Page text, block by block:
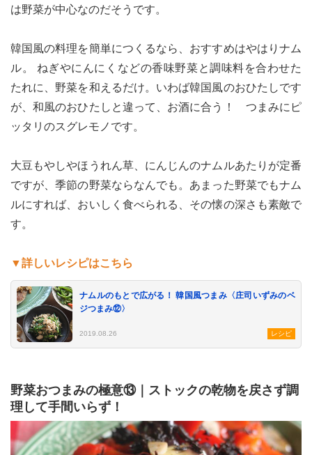
は野菜が中心なのだそうです。
韓国風の料理を簡単につくるなら、おすすめはやはりナム
ル。 ねぎやにんにくなどの香味野菜と調味料を合わせた
たれに、野菜を和えるだけ。いわば韓国風のおひたしです
が、和風のおひたしと違って、お酒に合う！ つまみにピ
ッタリのスグレモノです。
大豆もやしやほうれん草、にんじんのナムルあたりが定番
ですが、季節の野菜ならなんでも。あまった野菜でもナム
ルにすれば、おいしく食べられる、その懐の深さも素敵で
す。
▼詳しいレシピはこちら
ナムルのもとで広がる！ 韓国風つまみ〈庄司いずみのベ
ジつまみ⑫〉
2019.08.26 レシピ
野菜おつまみの極意⑬｜ストックの乾物を戻さず調
理して手間いらず！